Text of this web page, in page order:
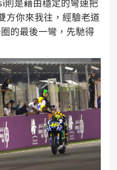
則是藉由穩定的彎速把
方你來我往，經驗老道
的最後一彎，先馳得